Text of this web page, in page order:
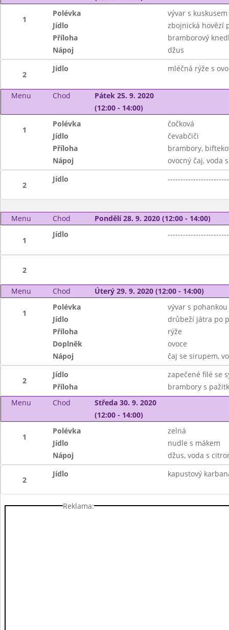
1
Polévka
vývar s kuskusem
Jídlo
zbojnická hovězí
Příloha
bramborový
Nápoj
džus
2
Jídlo mléčná rýže s
Menu Chod
Pátek 25. 9. 2020
(12:00 - 14:00)
1
Polévka
čočková
Jídlo
čevabčiči
Příloha
brambory,
Nápoj
ovocný čaj, voda
2
Jídlo
Menu Chod Pondělí 28. 9. 2020 (12:00 - 14:00)
1
Jídlo
2
Menu Chod Úterý 29. 9. 2020 (12:00 - 14:00)
1
Polévka
vývar s pohankou
Jídlo
drůbeží játra po
Příloha
rýže
Doplněk
ovoce
Nápoj
čaj se sirupem,
2
Jídlo
zapečené filé se
Příloha
brambory s
Menu
Chod
Středa 30. 9. 2020
(12:00 - 14:00)
1
Polévka
zelná
Jídlo
nudle s mákem
Nápoj
džus, voda s
2
Jídlo kapustový
Reklama: